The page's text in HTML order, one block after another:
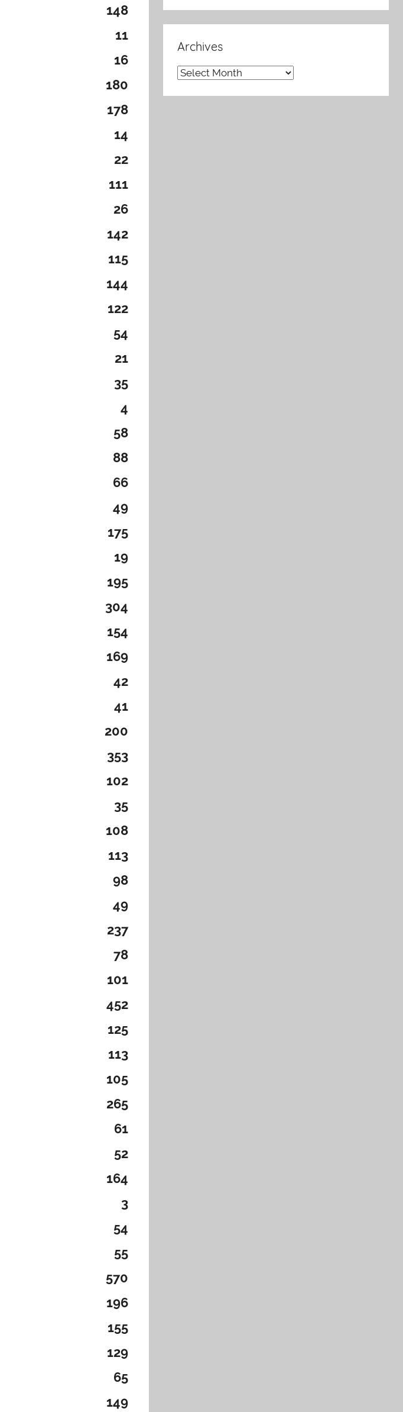
148
11
16
180
178
14
22
111
26
142
115
144
122
54
21
35
4
58
88
66
49
175
19
195
304
154
169
42
41
200
353
102
35
108
113
98
49
237
78
101
452
125
113
105
265
61
52
164
3
54
55
570
196
155
129
65
149
Archives
Archives